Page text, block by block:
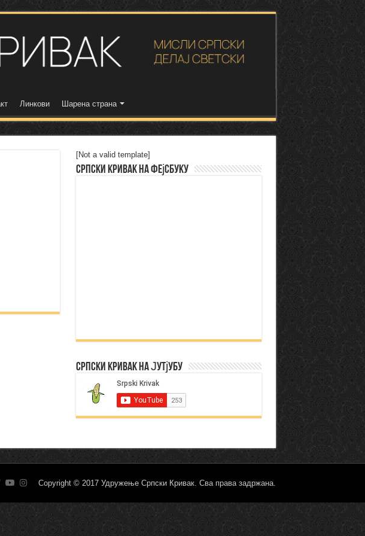
Линкови Шарена страна
[Not a valid template]
Српски Кривак на Фејсбуку
Српски Кривак на Јутјубу
Copyright © 2017 Удружење Српски Кривак. Сва права задржана.